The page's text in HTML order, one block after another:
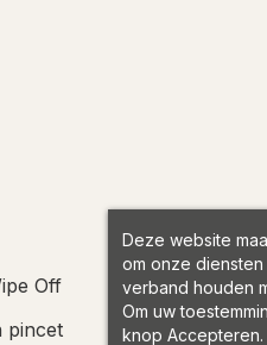
Off
pincet
Deze website
om onze
verband houden
Om uw
knop Accepteren.